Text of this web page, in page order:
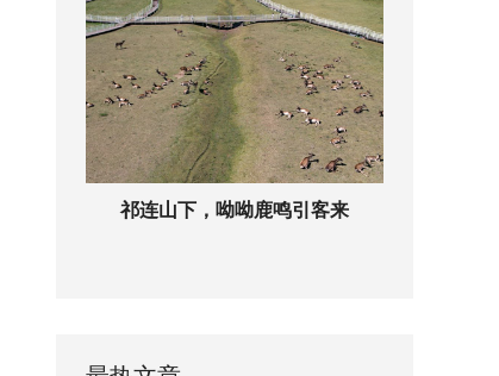
祁连山下，呦呦鹿鸣引客来